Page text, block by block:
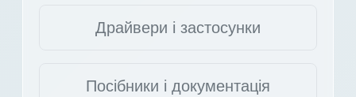
Драйвери і застосунки
Посібники і документація